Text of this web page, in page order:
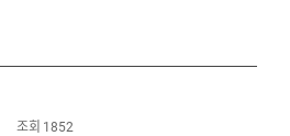
조회 1852